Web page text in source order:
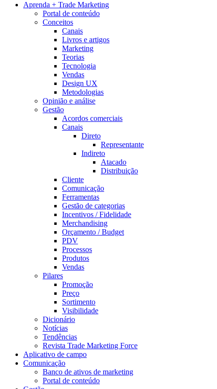
Aprenda + Trade Marketing
Portal de conteúdo
Conceitos
Canais
Livros e artigos
Marketing
Teorias
Tecnologia
Vendas
Design UX
Metodologias
Opinião e análise
Gestão
Acordos comerciais
Canais
Direto
Representante
Indireto
Atacado
Distribuição
Cliente
Comunicação
Ferramentas
Gestão de categorias
Incentivos / Fidelidade
Merchandising
Orçamento / Budget
PDV
Processos
Produtos
Vendas
Pilares
Promoção
Preço
Sortimento
Visibilidade
Dicionário
Notícias
Tendências
Revista Trade Marketing Force
Aplicativo de campo
Comunicação
Banco de ativos de marketing
Portal de conteúdo